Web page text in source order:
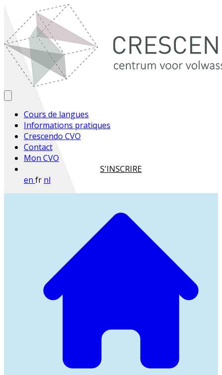
Cours de langues
Informations pratiques
Crescendo CVO
Contact
Mon CVO
S'INSCRIRE
en fr nl